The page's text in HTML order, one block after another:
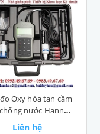
Oxy hòa tan cầm
nước Hanna
HI98193
Liên hệ